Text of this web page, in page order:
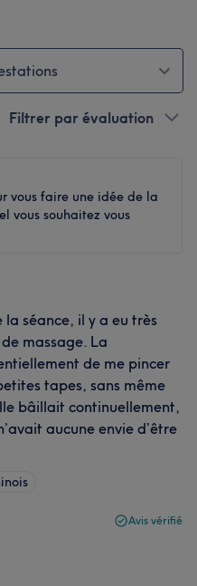
Filtrer par évaluation
vous faire une idée de la
vous souhaitez vous
séance, il y a eu très
massage. La
de me pincer
tapes, sans même
bâillait continuellement,
aucune envie d’être
Avis vérifié